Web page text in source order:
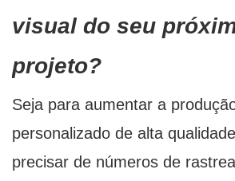
visual do seu
projeto?
Seja para aumentar a
personalizado de alta
precisar de números de